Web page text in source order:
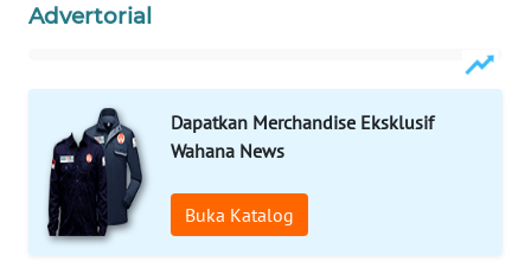
Advertorial
Dapatkan Merchandise Eksklusif
Wahana News
Buka Katalog
WAHANA
PERSONA
WAHANA
OTOMOTIF